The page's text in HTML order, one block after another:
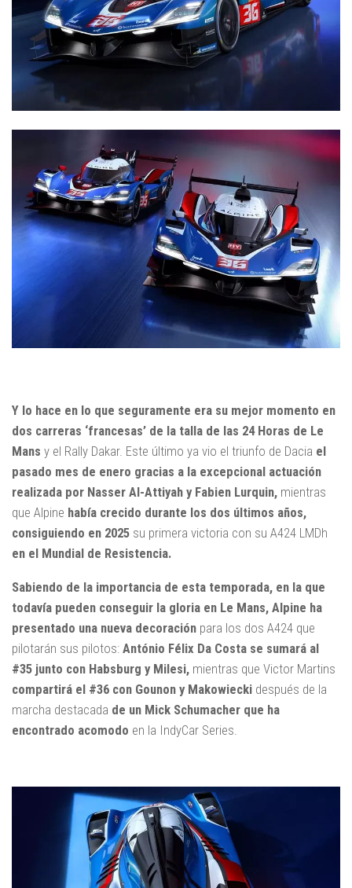
Y lo hace en lo que seguramente era su mejor momento en
dos carreras ‘francesas’ de la talla de las 24 Horas de Le
Mans y el Rally Dakar. Este último ya vio el triunfo de Dacia el
pasado mes de enero gracias a la excepcional actuación
realizada por Nasser Al-Attiyah y Fabien Lurquin, mientras
que Alpine había crecido durante los dos últimos años,
consiguiendo en 2025 su primera victoria con su A424 LMDh
en el Mundial de Resistencia.
Sabiendo de la importancia de esta temporada, en la que
todavía pueden conseguir la gloria en Le Mans, Alpine ha
presentado una nueva decoración para los dos A424 que
pilotarán sus pilotos: António Félix Da Costa se sumará al
#35 junto con Habsburg y Milesi, mientras que Victor Martins
compartirá el #36 con Gounon y Makowiecki después de la
marcha destacada de un Mick Schumacher que ha
encontrado acomodo en la IndyCar Series.